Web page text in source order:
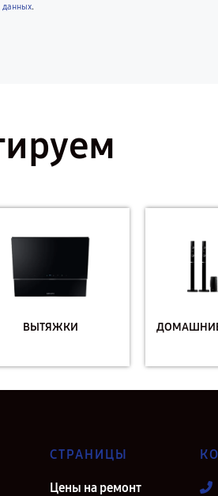
данных.
ВЫТЯЖКИ
СТРАНИЦЫ
Цены на ремонт